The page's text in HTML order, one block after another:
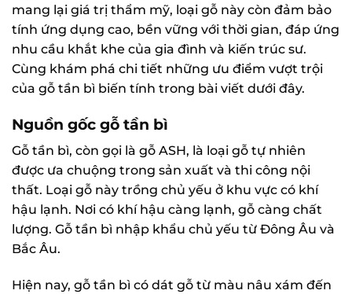
mang lại giá trị thẩm mỹ, loại gỗ này còn đảm bảo
tính ứng dụng cao, bền vững với thời gian, đáp ứng
nhu cầu khắt khe của gia đình và kiến trúc sư.
Cùng khám phá chi tiết những ưu điểm vượt trội
của gỗ tần bì biến tính trong bài viết dưới đây.
Nguồn gốc gỗ tần bì
Gỗ tần bì, còn gọi là gỗ ASH, là loại gỗ tự nhiên
được ưa chuộng trong sản xuất và thi công nội
thất. Loại gỗ này trồng chủ yếu ở khu vực có khí
hậu lạnh. Nơi có khí hậu càng lạnh, gỗ càng chất
lượng. Gỗ tần bì nhập khẩu chủ yếu từ Đông Âu và
Bắc Âu.
Hiện nay, gỗ tần bì có dát gỗ từ màu nâu xám đến